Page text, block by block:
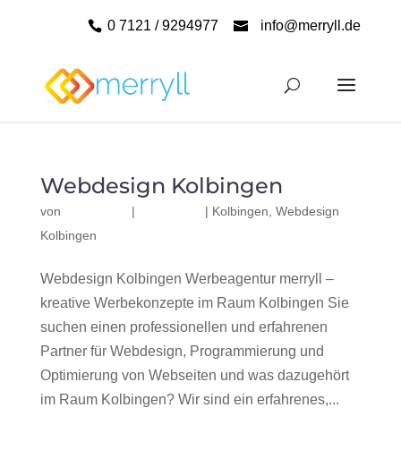
0 7121 / 9294977 info@merryll.de
Webdesign Kolbingen
von | | Kolbingen Webdesign
Kolbingen
Webdesign Kolbingen Werbeagentur merryll –
kreative Werbekonzepte im Raum Kolbingen Sie
suchen einen professionellen und erfahrenen
Partner für Webdesign, Programmierung und
Optimierung von Webseiten und was dazugehört
im Raum Kolbingen? Wir sind ein erfahrenes,...